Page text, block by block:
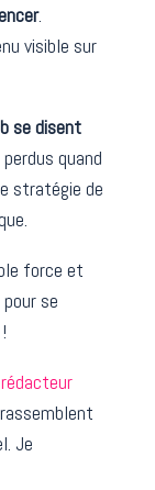
.
visible sur
se disent
quand
stratégie de
force et
se
Je